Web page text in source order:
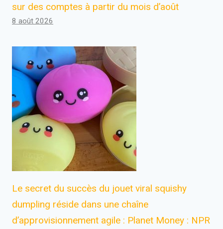
sur des comptes à partir du mois d’août
8 août 2026
Le secret du succès du jouet viral squishy
dumpling réside dans une chaîne
d’approvisionnement agile : Planet Money : NPR